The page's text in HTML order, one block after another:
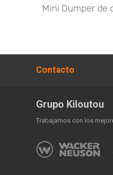
Mini Dumper de
Contacto
Grupo Kiloutou
Trabajamos con los